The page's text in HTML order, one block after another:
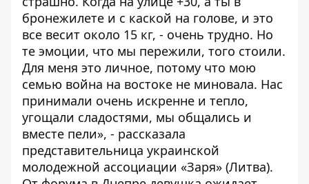
бронежилете и с каской на голове, и это
все весит около 15 кг, - очень трудно. Но
те эмоции, что мы пережили, того стоили.
Для меня это личное, потому что мою
семью война на востоке не миновала. Нас
принимали очень искренне и тепло,
угощали сладостями, мы общались и
вместе пели», - рассказала
представительница украинской
молодежной ассоциации «Заря» (Литва).